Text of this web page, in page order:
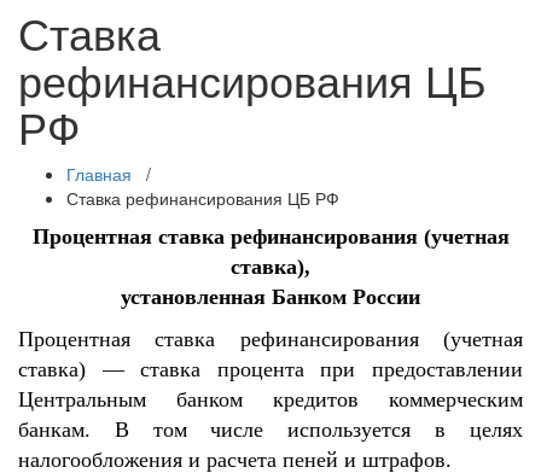
Ставка
рефинансирования ЦБ
РФ
Главная /
Ставка рефинансирования ЦБ РФ
Процентная ставка рефинансирования (учетная
ставка),
установленная Банком России
Процентная ставка рефинансирования (учетная
ставка) — ставка процента при предоставлении
Центральным банком кредитов коммерческим
банкам. В том числе используется в целях
налогообложения и расчета пеней и штрафов.